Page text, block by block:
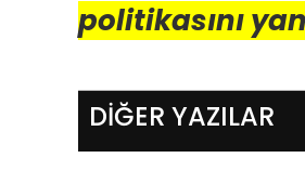
politikasını
DİĞER YAZILAR